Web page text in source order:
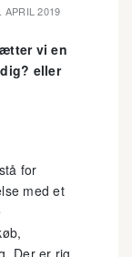
APRIL 2019
vi en
eller
for
med et
Der er rig